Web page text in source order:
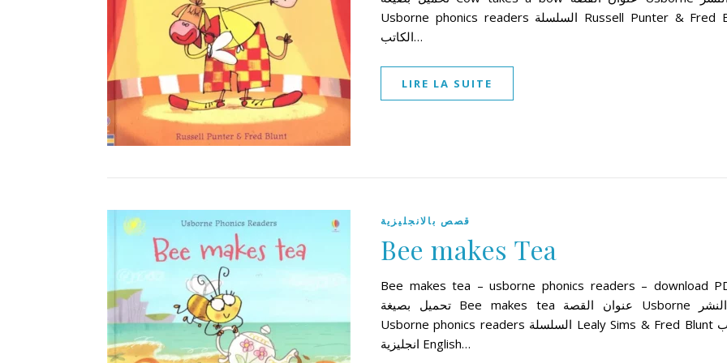
Usborne phonics readers السلسلة Russell Punter & Fred Blunt
الكاتب…
LIRE LA SUITE
قصص بالانجليزية
Bee makes Tea
Bee makes tea – usborne phonics readers – download
تحميل بصيغة Bee makes tea عنوان القصة Usborne دار النشر
Usborne phonics readers السلسلة Lealy Sims & Fred Blunt الكاتب
انجليزية English…